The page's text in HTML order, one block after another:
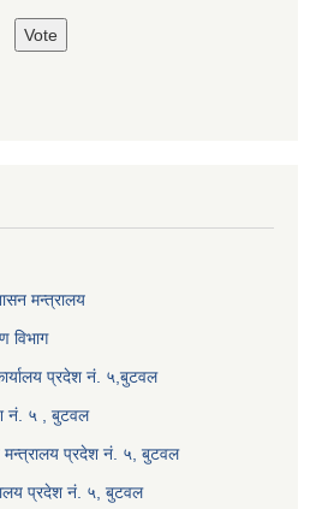
मन्त्रालय
विभाग
प्रदेश नं. ५,बुटवल
नं. ५ , बुटवल
मन्त्रालय प्रदेश नं. ५, बुटवल
प्रदेश नं. ५, बुटवल